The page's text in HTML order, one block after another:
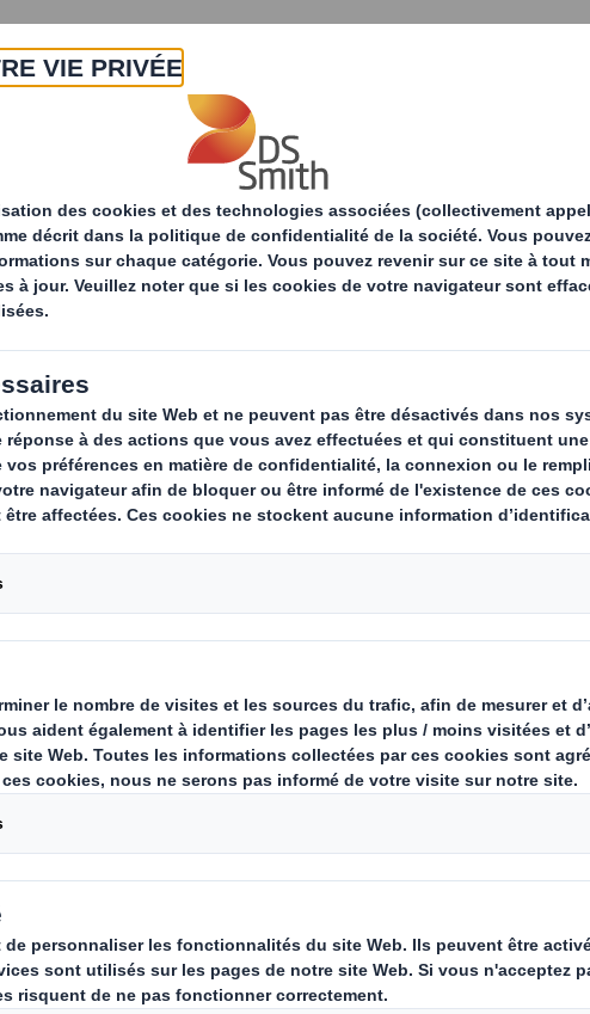
A propos Produits & Services
Employés et
Communautés
: DS Smith